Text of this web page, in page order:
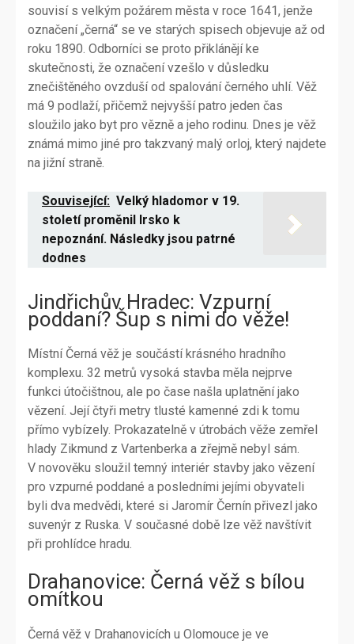
souvisí s velkým požárem města v roce 1641, jenže
označení „černá“ se ve starých spisech objevuje až od
roku 1890. Odborníci se proto přiklánějí ke
skutečnosti, že označení vzešlo v důsledku
znečištěného ovzduší od spalování černého uhlí. Věž
má 9 podlaží, přičemž nejvyšší patro jeden čas
sloužilo jako byt pro vězně a jeho rodinu. Dnes je věž
známá mimo jiné pro takzvaný malý orloj, který najdete
na jižní straně.
Související: Velký hladomor v 19.
století proměnil Irsko k
nepoznání. Následky jsou patrné
dodnes
Jindřichův Hradec: Vzpurní
poddaní? Šup s nimi do věže!
Místní Černá věž je součástí krásného hradního
komplexu. 32 metrů vysoká stavba měla nejprve
funkci útočištnou, ale po čase našla uplatnění jako
vězení. Její čtyři metry tlusté kamenné zdi k tomu
přímo vybízely. Prokazatelně v útrobách věže zemřel
hlady Zikmund z Vartenberka a zřejmě nebyl sám.
V novověku sloužil temný interiér stavby jako vězení
pro vzpurné poddané a posledními jejími obyvateli
byli dva medvědi, které si Jaromír Černín přivezl jako
suvenýr z Ruska. V současné době lze věž navštívit
při prohlídce hradu.
Drahanovice: Černá věž s bílou
omítkou
Černá věž v Drahanovicích u Olomouce je ve